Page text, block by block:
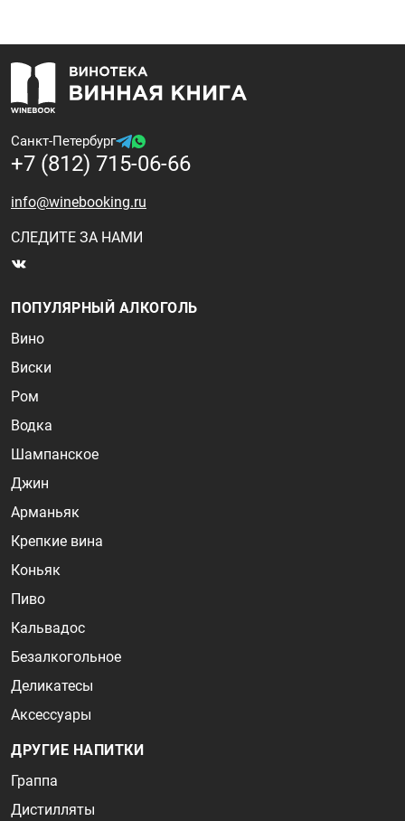
Санкт-Петербург
+7 (812) 715-06-66
info@winebooking.ru
СЛЕДИТЕ ЗА НАМИ
ПОПУЛЯРНЫЙ АЛКОГОЛЬ
Вино
Виски
Ром
Водка
Шампанское
Джин
Арманьяк
Крепкие вина
Коньяк
Пиво
Кальвадос
Безалкогольное
Деликатесы
Аксессуары
ДРУГИЕ НАПИТКИ
Граппа
Дистилляты